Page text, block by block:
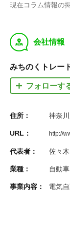
現在コラム情報の
y 会社情報
みちのくトレー
フォローす
住所： 神奈
URL： http://
代表者： 佐々
業種： 自動
事業内容： 電気